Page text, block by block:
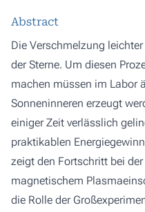
Abstract
Die Verschmelzung
der Sterne. Um diesen
machen müssen im Labor
Sonneninneren erzeugt
einiger Zeit verlässlich
praktikablen
zeigt den Fortschritt bei
magnetischem
die Rolle der